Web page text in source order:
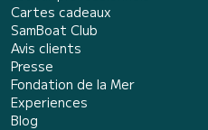
Cartes cadeaux
SamBoat Club
Avis clients
Presse
Fondation de la Mer
Experiences
Blog